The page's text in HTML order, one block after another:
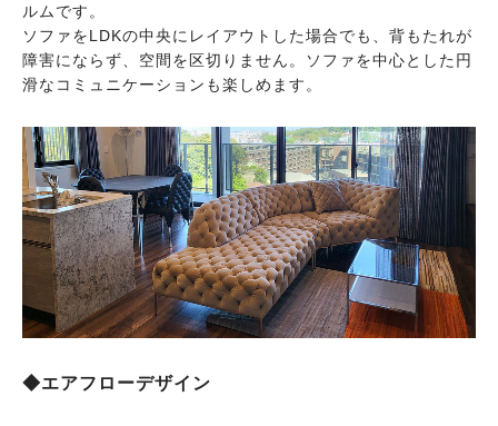
ルムです。
ソファをLDKの中央にレイアウトした場合でも、背もたれが
障害にならず、空間を区切りません。ソファを中心とした円
滑なコミュニケーションも楽しめます。
◆エアフローデザイン